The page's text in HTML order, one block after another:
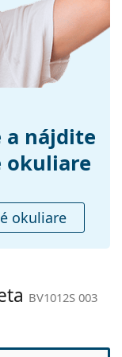
nájdite
okuliare
okuliare
BV1012S 003